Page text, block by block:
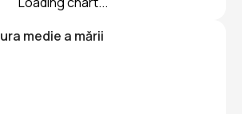
medie a mării